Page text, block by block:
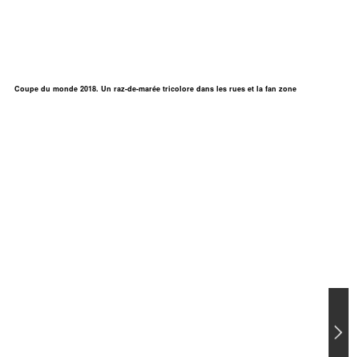
Coupe du monde 2018. Un raz-de-marée tricolore dans les rues et la fan zone